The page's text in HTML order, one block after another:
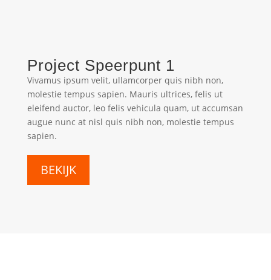
Project Speerpunt 1
Vivamus ipsum velit, ullamcorper quis nibh non,
molestie tempus sapien. Mauris ultrices, felis ut
eleifend auctor, leo felis vehicula quam, ut accumsan
augue nunc at nisl quis nibh non, molestie tempus
sapien.
BEKIJK